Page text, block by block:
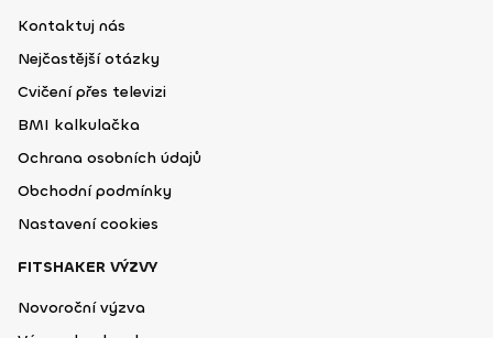
Kontaktuj nás
Nejčastější otázky
Cvičení přes televizi
BMI kalkulačka
Ochrana osobních údajů
Obchodní podmínky
Nastavení cookies
FITSHAKER VÝZVY
Novoroční výzva